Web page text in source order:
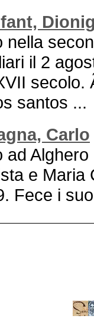
nella
il 2
secolo.
santos ...
Carlo
ad
e Maria
Fece i